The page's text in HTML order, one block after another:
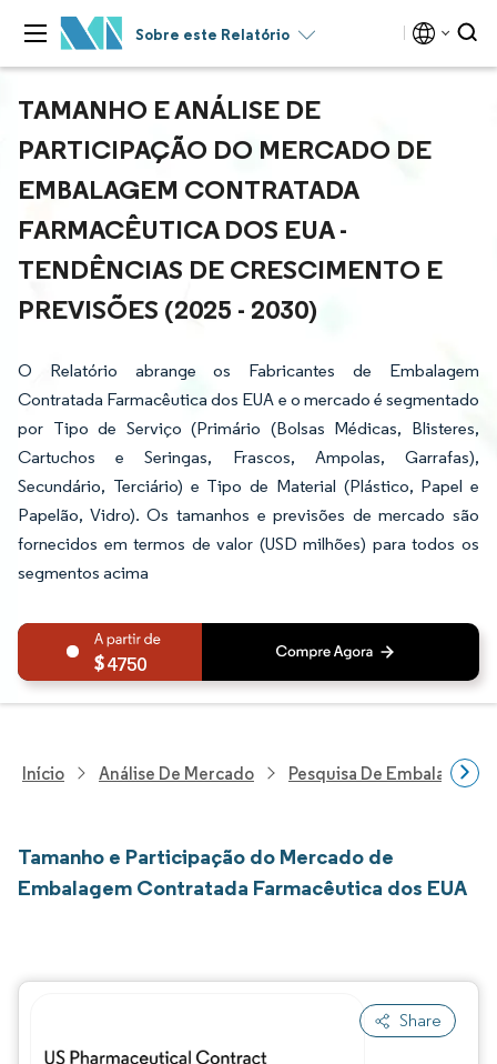
Sobre este Relatório
TAMANHO E ANÁLISE DE
PARTICIPAÇÃO DO MERCADO DE
EMBALAGEM CONTRATADA
FARMACÊUTICA DOS EUA -
TENDÊNCIAS DE CRESCIMENTO E
PREVISÕES (2025 - 2030)
O Relatório abrange os Fabricantes de Embalagem
Contratada Farmacêutica dos EUA e o mercado é segmentado
por Tipo de Serviço (Primário (Bolsas Médicas, Blisteres,
Cartuchos e Seringas, Frascos, Ampolas, Garrafas),
Secundário, Terciário) e Tipo de Material (Plástico, Papel e
Papelão, Vidro). Os tamanhos e previsões de mercado são
fornecidos em termos de valor (USD milhões) para todos os
segmentos acima
4750
Início Análise De Mercado Pesquisa De Embalagens
Tamanho e Participação do Mercado de
Embalagem Contratada Farmacêutica dos EUA
Share